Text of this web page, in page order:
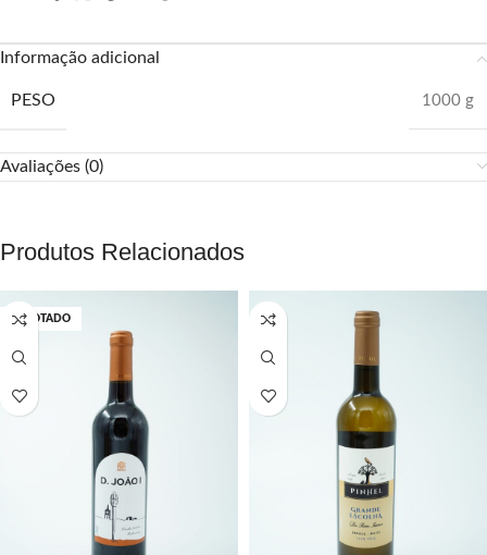
Informação adicional
PESO 1000 g
Avaliações (0)
Produtos Relacionados
ESGOTADO